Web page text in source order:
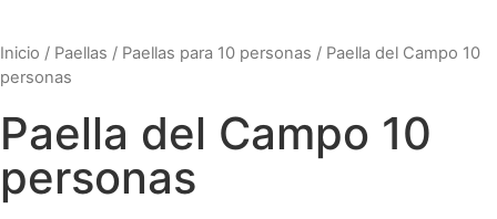
Inicio / Paellas / Paellas para 10 personas / Paella del Campo 10
personas
Paella del Campo 10
personas